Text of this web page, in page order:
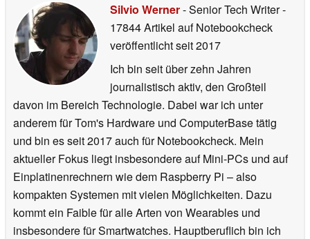
Silvio Werner- Senior Tech Writer-
17844 Artikel auf Notebookcheck
veröffentlichtseit 2017
Ich bin seit über zehn Jahren
journalistisch aktiv, den Großteil
davon im Bereich Technologie. Dabei war ich unter
anderem für Tom's Hardware und ComputerBase tätig
und bin es seit 2017 auch für Notebookcheck. Mein
aktueller Fokus liegt insbesondere auf Mini-PCs und auf
Einplatinenrechnern wie dem Raspberry Pi – also
kompakten Systemen mit vielen Möglichkeiten. Dazu
kommt ein Faible für alle Arten von Wearables und
insbesondere für Smartwatches. Hauptberuflich bin ich